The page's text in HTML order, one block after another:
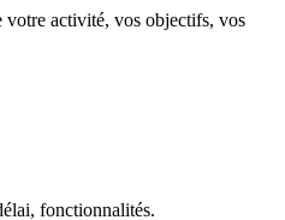
activité, vos objectifs, vos
fonctionnalités.